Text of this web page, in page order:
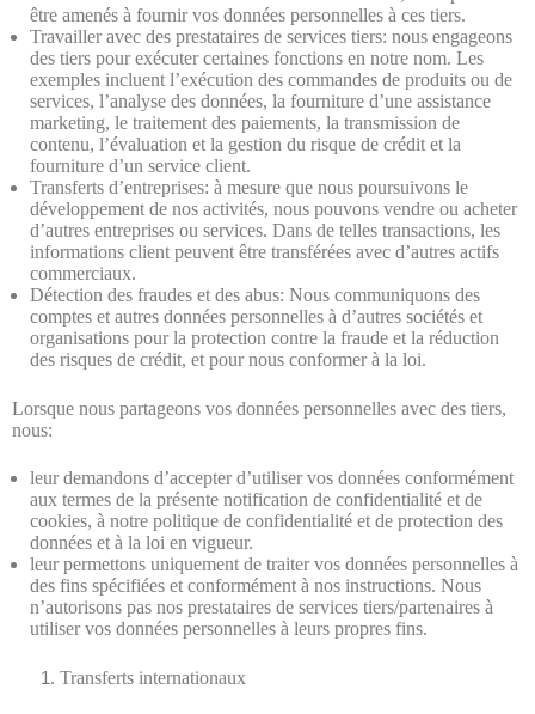
être amenés à fournir vos données personnelles à ces tiers.
Travailler avec des prestataires de services tiers: nous engageons
des tiers pour exécuter certaines fonctions en notre nom. Les
exemples incluent l’exécution des commandes de produits ou de
services, l’analyse des données, la fourniture d’une assistance
marketing, le traitement des paiements, la transmission de
contenu, l’évaluation et la gestion du risque de crédit et la
fourniture d’un service client.
Transferts d’entreprises: à mesure que nous poursuivons le
développement de nos activités, nous pouvons vendre ou acheter
d’autres entreprises ou services. Dans de telles transactions, les
informations client peuvent être transférées avec d’autres actifs
commerciaux.
Détection des fraudes et des abus: Nous communiquons des
comptes et autres données personnelles à d’autres sociétés et
organisations pour la protection contre la fraude et la réduction
des risques de crédit, et pour nous conformer à la loi.
Lorsque nous partageons vos données personnelles avec des tiers,
nous:
leur demandons d’accepter d’utiliser vos données conformément
aux termes de la présente notification de confidentialité et de
cookies, à notre politique de confidentialité et de protection des
données et à la loi en vigueur.
leur permettons uniquement de traiter vos données personnelles à
des fins spécifiées et conformément à nos instructions. Nous
n’autorisons pas nos prestataires de services tiers/partenaires à
utiliser vos données personnelles à leurs propres fins.
Transferts internationaux